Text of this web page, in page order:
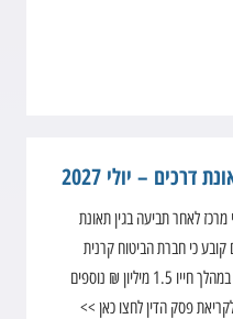
המחוזי מרכז לאחר תביעה בגין תאונת
בשנות ה-20. ההסכם קובע כי חברת הביטוח קרנית
תשלם לתובע 3.15 מיליון ₪ והתובע יקבל במהלך חייו 1.5 מיליון ₪ נוספים
פסק הדין לחצו כאן >>